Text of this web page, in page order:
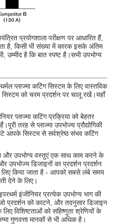
प्रयोगशाला परीक्षण पर आधारित हैं,
है, किसी भी संख्या में कारक इसके अंतिम
उम्मीद है कि बात स्पष्ट है।सभी उपभोग्य
प्लाज्मा कटिंग सिस्टम के लिए वास्तविक
को चरम प्रदर्शन पर चालू रखें।यहाँ
प्लाज्मा कटिंग प्रक्रिया को बेहतर
तरह से प्लाज्मा उपभोज्य प्रौद्योगिकी
आपके सिस्टम से सर्वश्रेष्ठ संभव कटिंग
और उपभोग्य वस्तुएं एक साथ काम करने के
उपभोज्य डिजाइनों का प्रदर्शन प्रदर्शन
किया जाता है - आपको सबसे लंबे समय
देने के लिए।
इंजीनियर प्रत्येक उपभोग्य भाग की
प्रदर्शन को काटने, और तदनुसार डिजाइन
विशिष्टताओं को सहिष्णुता श्रेणियों के
गुणवत्ता मानकों से भी अधिक है।